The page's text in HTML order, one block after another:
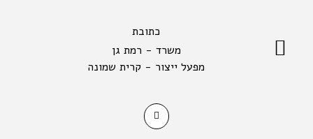
כתובת
משרד - רמת גן
מפעל ייצור - קרית שמונה